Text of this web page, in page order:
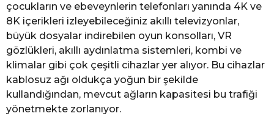
çocukların ve ebeveynlerin telefonları yanında 4K ve
8K içerikleri izleyebileceğiniz akıllı televizyonlar,
büyük dosyalar indirebilen oyun konsolları, VR
gözlükleri, akıllı aydınlatma sistemleri, kombi ve
klimalar gibi çok çeşitli cihazlar yer alıyor. Bu cihazlar
kablosuz ağı oldukça yoğun bir şekilde
kullandığından, mevcut ağların kapasitesi bu trafiği
yönetmekte zorlanıyor.